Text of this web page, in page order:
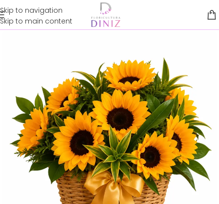
Skip to navigation
Skip to main content